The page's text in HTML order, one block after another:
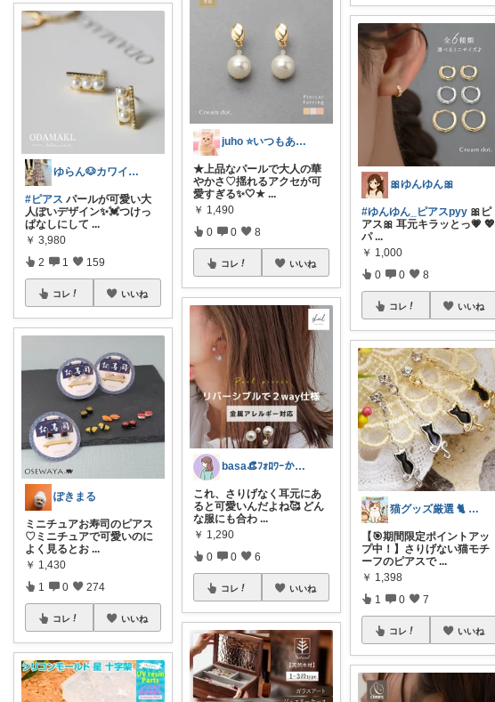
ゆらん🐶カワイイ物コレクター
#ピアス パールが可愛い大
人ぽいデザイン✨💓つけっ
ぱなしにして ...
￥ 3,980
2 1 159
コレ いいね
ぽきまる
ミニチュアお寿司のピアス
♡ミニチュアで可愛いのに
よく見るとお ...
￥ 1,430
1 0 274
コレ いいね
juho ⭐いつもありがとうございます
★上品なパールで大人の華
やかさ♡揺れるアクセが可
愛すぎる✨🤍★ ...
￥ 1,490
0 0 8
コレ いいね
basa👒ﾌｫﾛﾜｰから経由購入します
これ、さりげなく耳元にあ
ると可愛いんだよね🥰 どん
な服にも合わ ...
￥ 1,290
0 0 6
コレ いいね
🎀ゆんゆん🎀
#ゆんゆん_ピアスpyy 🎀ピ
アス🎀 耳元キラッとっ💗 💖
パ ...
￥ 1,000
0 0 8
コレ いいね
猫グッズ厳選 🐈 にゃん具市場 🌈
【🎯期間限定ポイントアッ
プ中！】さりげない猫モチ
ーフのピアスで ...
￥ 1,398
1 0 7
コレ いいね